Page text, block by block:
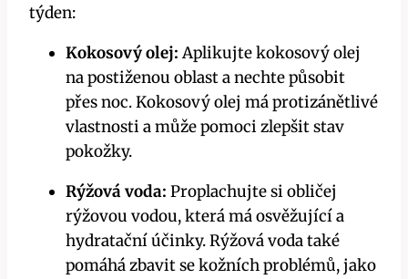
týden:
Kokosový ‍olej: ‌Aplikujte kokosový ​olej
na postiženou‌ oblast a nechte​ působit
přes noc.‍ Kokosový olej má‌ protizánětlivé
vlastnosti a může ‌pomoci zlepšit stav
pokožky.
Rýžová voda: Proplachujte si obličej
rýžovou vodou, ‍která má ⁣osvěžující⁣ a
hydratační účinky. Rýžová voda také
pomáhá zbavit se kožních problémů, jako